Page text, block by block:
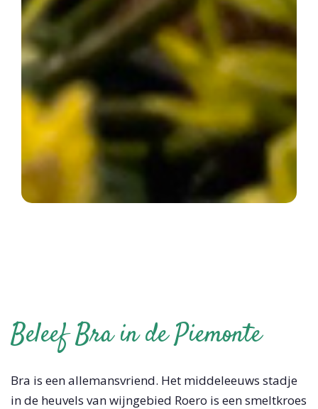
Beleef Bra in de Piemonte
Bra is een allemansvriend. Het middeleeuws stadje
in de heuvels van wijngebied Roero is een smeltkroes